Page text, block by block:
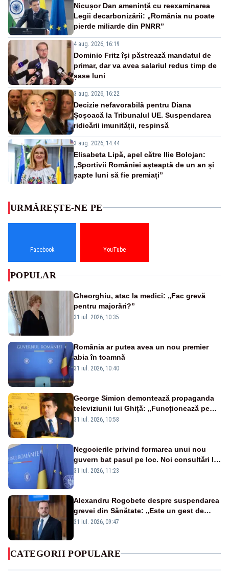
Nicușor Dan amenință cu reexaminarea
Legii decarbonizării: „România nu poate
pierde miliarde din PNRR”
4 aug. 2026, 16:19
Dominic Fritz își păstrează mandatul de
primar, dar va avea salariul redus timp de
șase luni
3 aug. 2026, 16:22
Decizie nefavorabilă pentru Diana
Șoșoacă la Tribunalul UE. Suspendarea
ridicării imunității, respinsă
3 aug. 2026, 14:44
Elisabeta Lipă, apel către Ilie Bolojan:
„Sportivii României așteaptă de un an și
șapte luni să fie premiați”
URMĂREȘTE-NE PE
Facebook YouTube
POPULAR
Gheorghiu, atac la medici: „Fac grevă
pentru majorări?”
31 iul. 2026, 10:35
România ar putea avea un nou premier
abia în toamnă
31 iul. 2026, 10:40
George Simion demontează propaganda
televiziunii lui Ghiță: „Funcționează pe
miliarde luate de la români”
31 iul. 2026, 10:58
Negocierile privind formarea unui nou
guvern bat pasul pe loc. Noi consultări la
Cotroceni, așteptate după mijlocul lunii
31 iul. 2026, 11:23
Alexandru Rogobete despre suspendarea
grevei din Sănătate: „Este un gest de
responsabilitate față de pacienți”
31 iul. 2026, 09:47
CATEGORII POPULARE